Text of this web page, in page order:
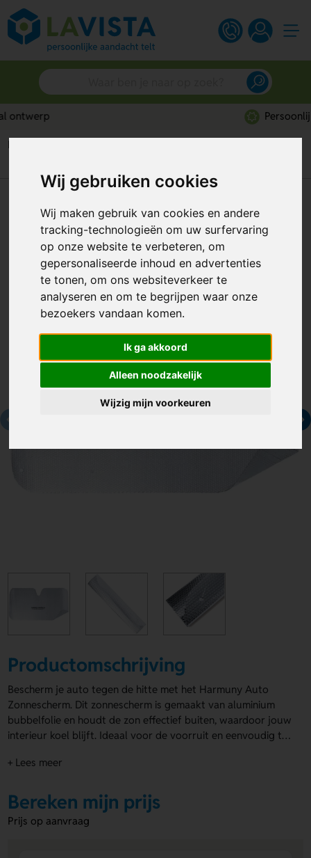
Wij gebruiken cookies
Wij maken gebruik van cookies en andere
tracking-technologieën om uw surfervaring
op onze website te verbeteren, om
gepersonaliseerde inhoud en advertenties
te tonen, om ons websiteverkeer te
analyseren en om te begrijpen waar onze
bezoekers vandaan komen.
Ik ga akkoord
Alleen noodzakelijk
Wijzig mijn voorkeuren
Home
Auto-zonnescherm van
aluminium bubbelfolie
Artikelnummer:318932
Productomschrijving
Bescherm je auto tegen de hitte met het Harmuny Auto
Zonnescherm. Dit zonnescherm is gemaakt van aluminium
bubbelfolie en houdt de zon effectief buiten, waardoor jouw
interieur koel blijft. Ideaal voor de voorruit en eenvoudig te
tot een opdruk in 1 kleur aan de voorkant. Laat je logo of
en opvallend relatiegeschenk. Perfect voor bedrijven die hun
merk willen promoten metbedrukte zonneschermen
+ Lees meer
Bereken mijn prijs
Prijs op aanvraag